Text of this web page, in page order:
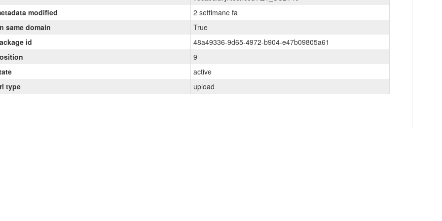
modified
2 settimane fa
same domain
True
id
48a49336-9d65-4972-b904-e47b09805a61
9
active
type
upload